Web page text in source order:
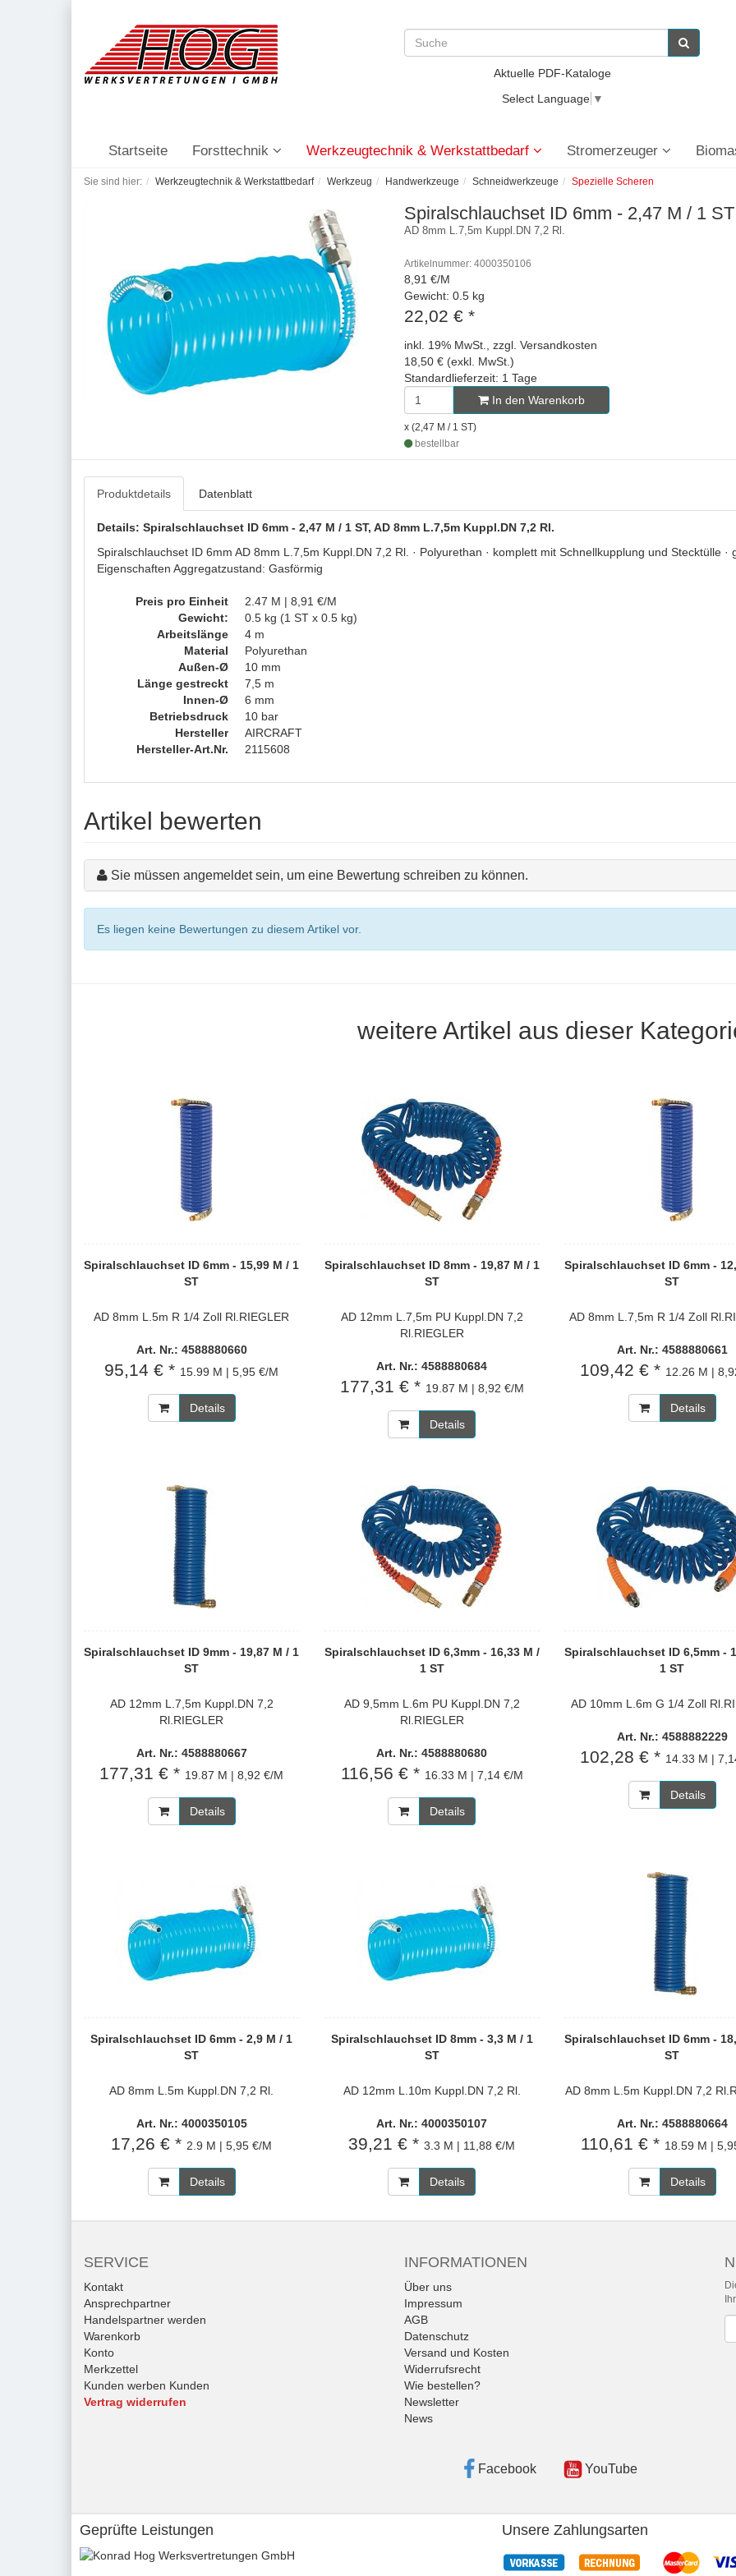
Aktuelle PDF-Kataloge
Select Language ▼
Startseite Forsttechnik Werkzeugtechnik & Werkstattbedarf Stromerzeuger
Sie sind hier: Werkzeugtechnik & Werkstattbedarf Werkzeug Handwerkzeuge Schneidwerkzeuge Spezielle Scheren
Spiralschlauchset ID 6mm - 2,47 M / 1 ST
AD 8mm L.7,5m Kuppl.DN 7,2 Rl.
Artikelnummer: 4000350106
8,91 €/M
Gewicht: 0.5 kg
22,02 € *
inkl. 19% MwSt., zzgl. Versandkosten
18,50 € (exkl. MwSt.)
Standardlieferzeit: 1 Tage
In den Warenkorb
x (2,47 M / 1 ST)
bestellbar
Produktdetails Datenblatt
Details: Spiralschlauchset ID 6mm - 2,47 M / 1 ST, AD 8mm L.7,5m Kuppl.DN 7,2 Rl.
Spiralschlauchset ID 6mm AD 8mm L.7,5m Kuppl.DN 7,2 Rl. · Polyurethan · komplett mit Schnellkupplung und Stecktülle
Eigenschaften Aggregatzustand: Gasförmig
Preis pro Einheit
2.47 M | 8,91 €/M
Gewicht:
0.5 kg (1 ST x 0.5 kg)
Arbeitslänge
4 m
Material
Polyurethan
Außen-Ø
10 mm
Länge gestreckt
7,5 m
Innen-Ø
6 mm
Betriebsdruck
10 bar
Hersteller
AIRCRAFT
Hersteller-Art.Nr.
2115608
Artikel bewerten
Sie müssen angemeldet sein, um eine Bewertung schreiben zu können.
Es liegen keine Bewertungen zu diesem Artikel vor.
weitere Artikel aus dieser
Spiralschlauchset ID 6mm - 15,99 M / 1
ST
AD 8mm L.5m R 1/4 Zoll Rl.RIEGLER
Art. Nr.: 4588880660
95,14 € * 15.99 M | 5,95 €/M
Details
Spiralschlauchset ID 8mm - 19,87 M / 1
ST
AD 12mm L.7,5m PU Kuppl.DN 7,2
Rl.RIEGLER
Art. Nr.: 4588880684
177,31 € * 19.87 M | 8,92 €/M
Details
Spiralschlauchset ID 6mm -
ST
AD 8mm L.7,5m R 1/4 Zoll
Art. Nr.: 4588880661
109,42 € * 12.26 M |
Details
Spiralschlauchset ID 9mm - 19,87 M / 1
ST
AD 12mm L.7,5m Kuppl.DN 7,2
Rl.RIEGLER
Art. Nr.: 4588880667
177,31 € * 19.87 M | 8,92 €/M
Details
Spiralschlauchset ID 6,3mm - 16,33 M /
1 ST
AD 9,5mm L.6m PU Kuppl.DN 7,2
Rl.RIEGLER
Art. Nr.: 4588880680
116,56 € * 16.33 M | 7,14 €/M
Details
Spiralschlauchset ID 6,5mm -
1 ST
AD 10mm L.6m G 1/4 Zoll
Art. Nr.: 4588882229
102,28 € * 14.33 M |
Details
Spiralschlauchset ID 6mm - 2,9 M / 1
ST
AD 8mm L.5m Kuppl.DN 7,2 Rl.
Art. Nr.: 4000350105
17,26 € * 2.9 M | 5,95 €/M
Details
Spiralschlauchset ID 8mm - 3,3 M / 1
ST
AD 12mm L.10m Kuppl.DN 7,2 Rl.
Art. Nr.: 4000350107
39,21 € *3.3 M | 11,88 €/M
Details
Spiralschlauchset ID 6mm -
ST
AD 8mm L.5m Kuppl.DN 7,2
Art. Nr.: 4588880664
110,61 € * 18.59 M |
Details
SERVICE
Kontakt
Ansprechpartner
Handelspartner werden
Warenkorb
Konto
Merkzettel
Kunden werben Kunden
Vertrag widerrufen
INFORMATIONEN
Über uns
Impressum
AGB
Datenschutz
Versand und Kosten
Widerrufsrecht
Wie bestellen?
Newsletter
News
Facebook YouTube
Geprüfte Leistungen Unsere Zahlungsarten